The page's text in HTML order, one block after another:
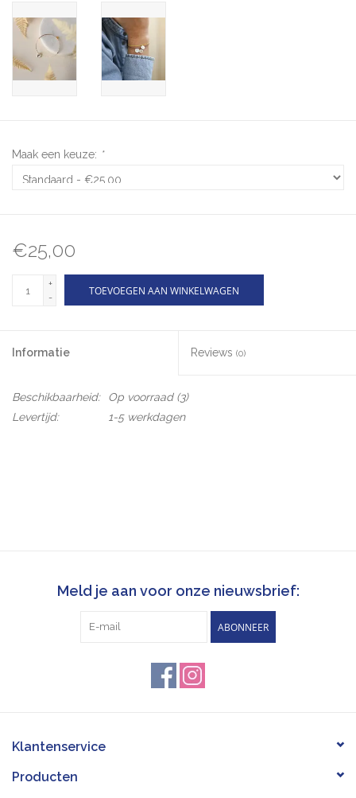
Maak een keuze: *
€25,00
+
-
TOEVOEGEN AAN WINKELWAGEN
Informatie Reviews (0)
Beschikbaarheid: Op voorraad(3)
Levertijd:
1-5 werkdagen
Meld je aan voor onze nieuwsbrief:
ABONNEER
Klantenservice
Producten